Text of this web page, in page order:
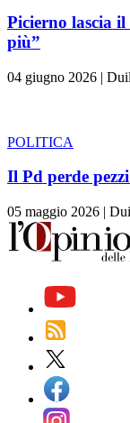
Picierno lascia
più”
04 giugno 2026 |
POLITICA
Il Pd perde
05 maggio 2026 |